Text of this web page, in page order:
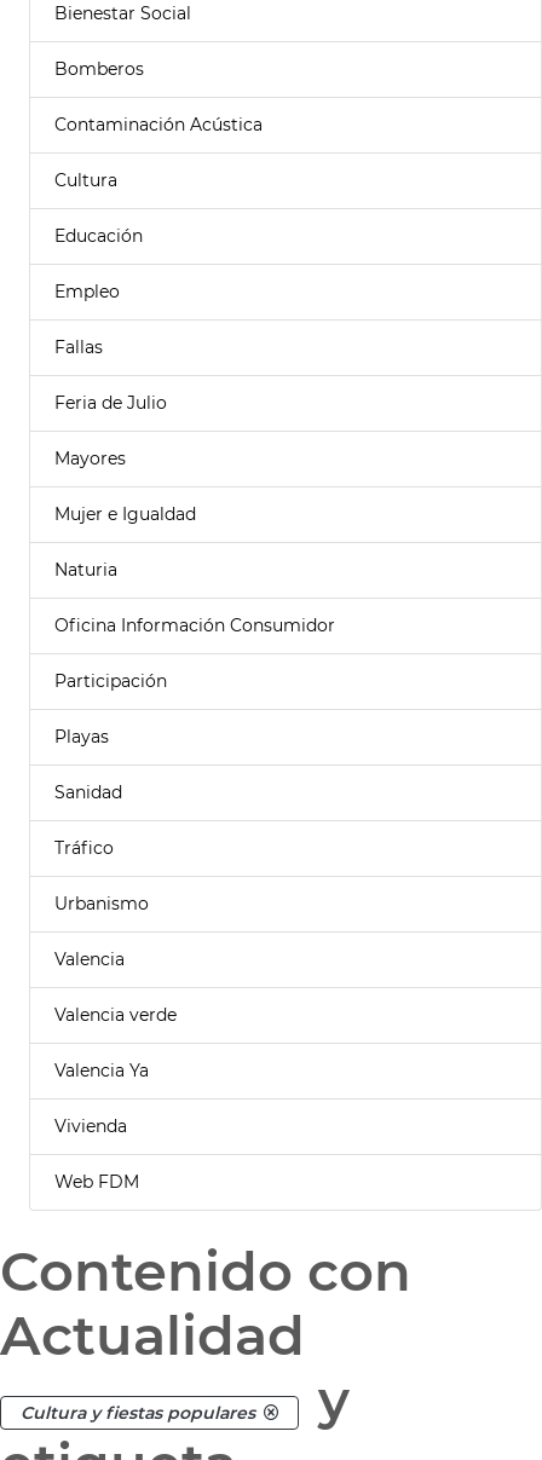
Bienestar Social
Bomberos
Contaminación Acústica
Cultura
Educación
Empleo
Fallas
Feria de Julio
Mayores
Mujer e Igualdad
Naturia
Oficina Información Consumidor
Participación
Playas
Sanidad
Tráfico
Urbanismo
Valencia
Valencia verde
Valencia Ya
Vivienda
Web FDM
Contenido con
Actualidad
Cultura y fiestas populares
y